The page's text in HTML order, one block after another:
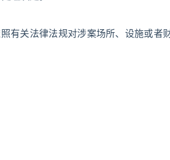
有关法律法规对涉案场所、设施或者